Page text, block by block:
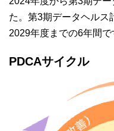
た。第3期データヘルス
2029年度までの6年間で
PDCAサイクル